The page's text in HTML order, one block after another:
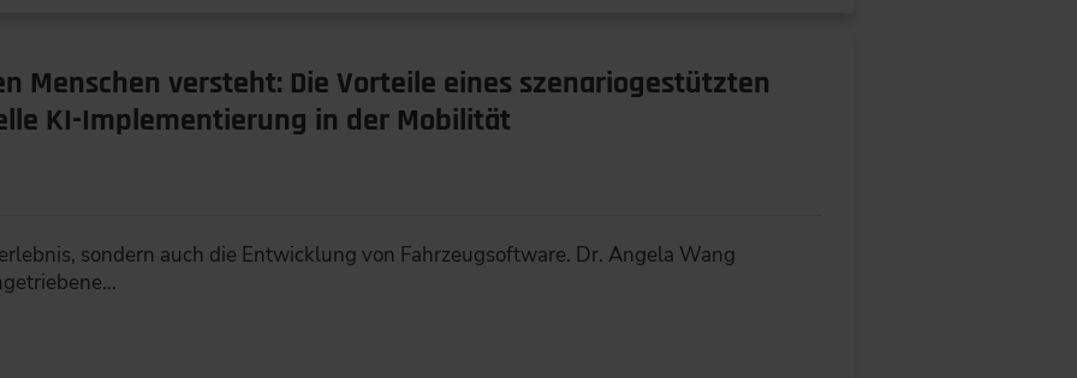
Menschen versteht: Die Vorteile eines szenariogestützten
KI-Implementierung in der Mobilität
sondern auch die Entwicklung von Fahrzeugsoftware. Dr. Angela Wang